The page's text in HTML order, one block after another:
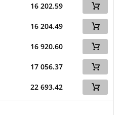
16 202.59
16 204.49
16 920.60
17 056.37
22 693.42